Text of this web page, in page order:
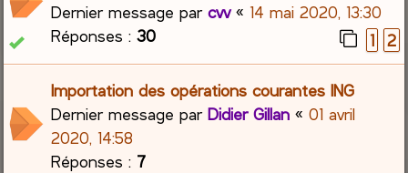
Dernier message parcvv« 14 mai 2020, 13:30
Réponses :30 1 2
Importation des opérations courantes ING
Dernier message parDidier Gillan «01 avril
2020, 14:58
Réponses : 7